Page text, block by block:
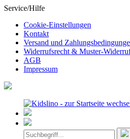
Service/Hilfe
Cookie-Einstellungen
Kontakt
Versand und
Widerrufsrecht & Muster-
AGB
Impressum